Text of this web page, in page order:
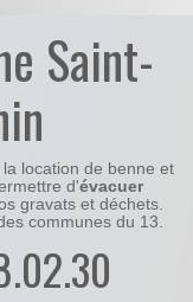
Saint-
location de benne et
d'évacuer
gravats et déchets.
communes du 13.